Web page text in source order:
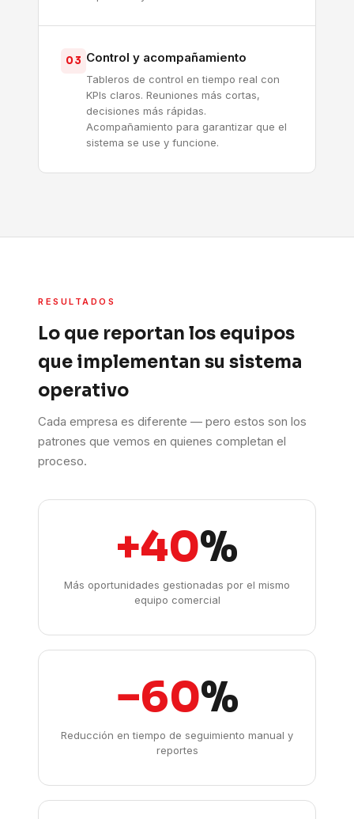
03 Control y acompañamiento
Tableros de control en tiempo real con
KPIs claros. Reuniones más cortas,
decisiones más rápidas.
Acompañamiento para garantizar que el
sistema se use y funcione.
RESULTADOS
Lo que reportan los equipos
que implementan su sistema
operativo
Cada empresa es diferente — pero estos son los
patrones que vemos en quienes completan el
proceso.
+40%
Más oportunidades gestionadas por el mismo
equipo comercial
−60%
Reducción en tiempo de seguimiento manual y
reportes